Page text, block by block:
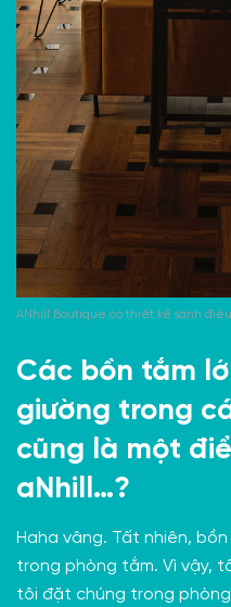
ANhill Boutique có thiết kế sành điệu.
Các bồn tắm
giường trong
cũng là một
aNhill…?
Haha vâng. Tất nhiên,
trong phòng tắm. Vì vậy,
tôi đặt chúng trong